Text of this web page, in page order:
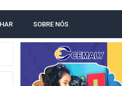
SOBRE NÓS